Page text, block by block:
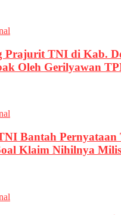
Prajurit TNI di Kab.
Oleh Gerilyawan
Bantah Pernyataan
Klaim Nihilnya